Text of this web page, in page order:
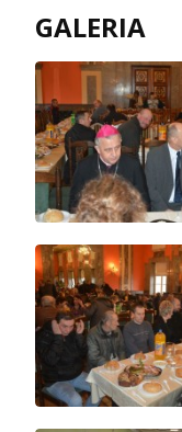
GALERIA